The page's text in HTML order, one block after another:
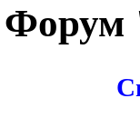
Форум